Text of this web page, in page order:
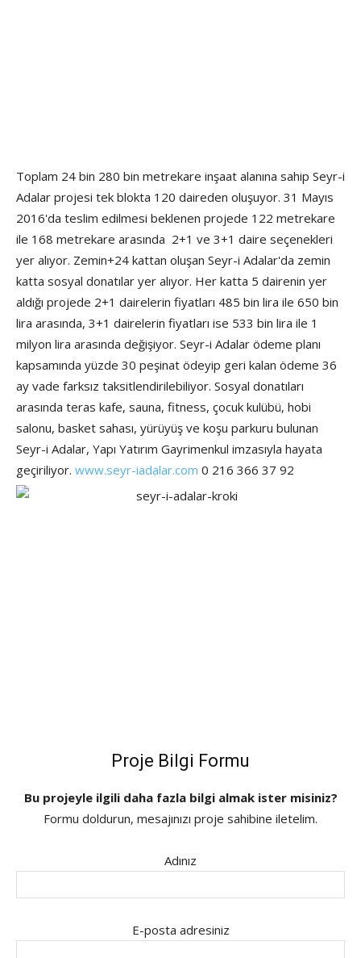
Toplam 24 bin 280 bin metrekare inşaat alanına sahip Seyr-i
Adalar projesi tek blokta 120 daireden oluşuyor. 31 Mayıs
2016'da teslim edilmesi beklenen projede 122 metrekare
ile 168 metrekare arasında 2+1 ve 3+1 daire seçenekleri
yer alıyor. Zemin+24 kattan oluşan Seyr-i Adalar'da zemin
katta sosyal donatılar yer alıyor. Her katta 5 dairenin yer
aldığı projede 2+1 dairelerin fiyatları 485 bin lira ile 650 bin
lira arasında, 3+1 dairelerin fiyatları ise 533 bin lira ile 1
milyon lira arasında değişiyor. Seyr-i Adalar ödeme planı
kapsamında yüzde 30 peşinat ödeyip geri kalan ödeme 36
ay vade farksız taksitlendirilebiliyor. Sosyal donatıları
arasında teras kafe, sauna, fitness, çocuk kulübü, hobi
salonu, basket sahası, yürüyüş ve koşu parkuru bulunan
Seyr-i Adalar, Yapı Yatırım Gayrimenkul imzasıyla hayata
geçiriliyor. www.seyr-iadalar.com 0 216 366 37 92
Proje Bilgi Formu
Bu projeyle ilgili daha fazla bilgi almak ister misiniz?
Formu doldurun, mesajınızı proje sahibine iletelim.
Adınız
E-posta adresiniz